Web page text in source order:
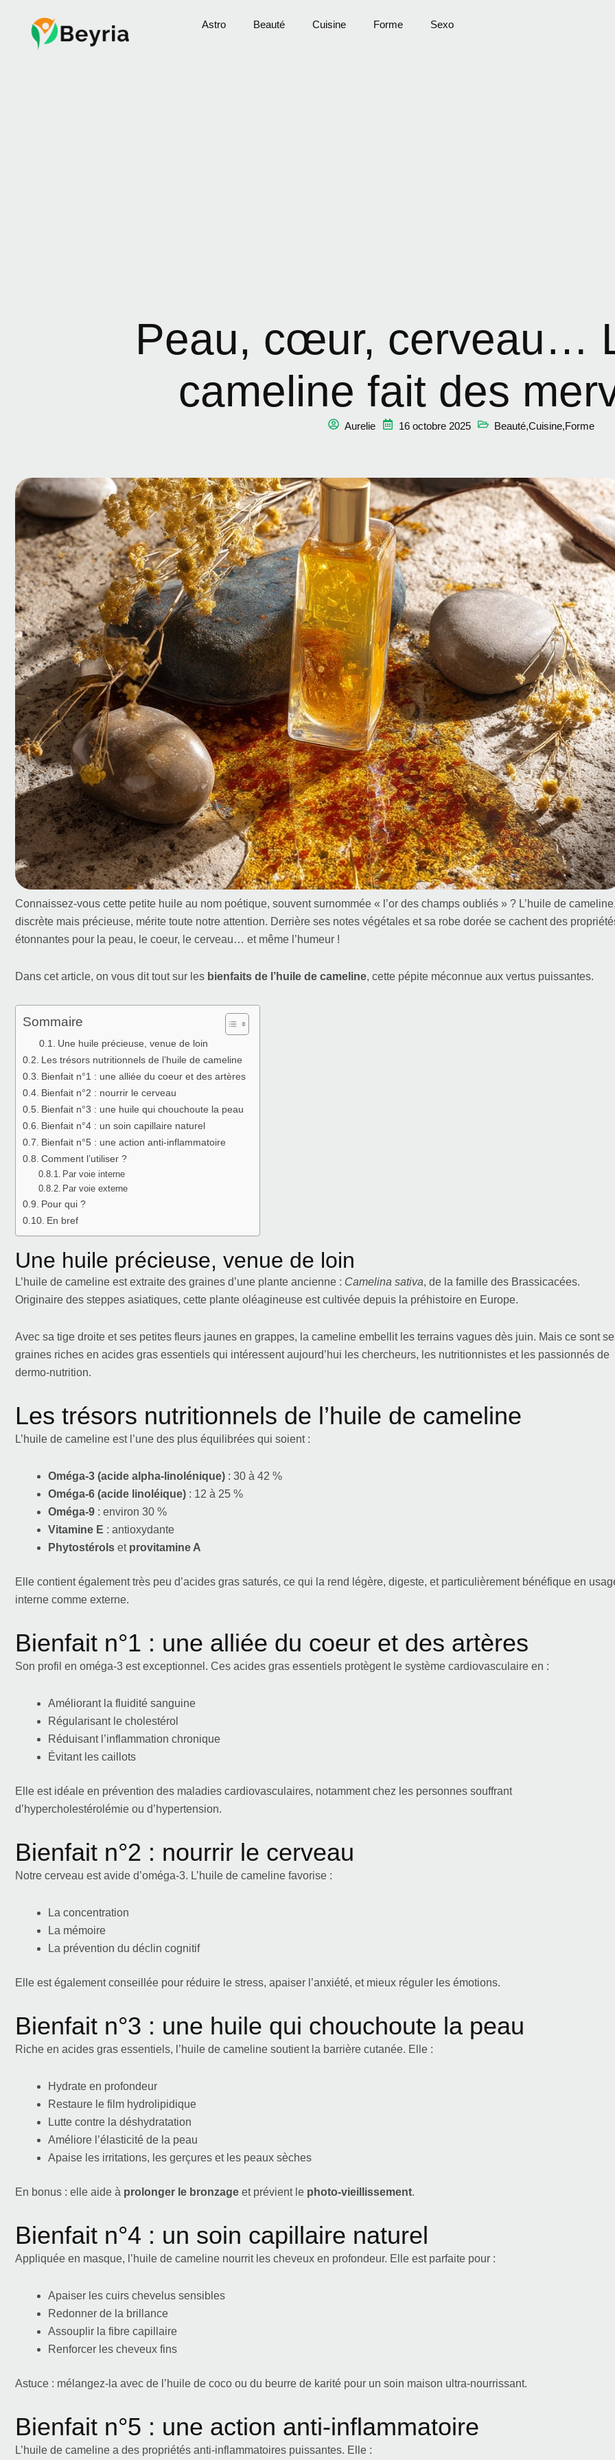
Astro Beauté Cuisine Forme Sexo
Peau, cœur, cerveau…
cameline fait des
Aurelie 16 octobre 2025 Beauté,Cuisine,Forme
Connaissez-vous cette petite huile au nom poétique, souvent surnommée « l’or des champs oubliés » ? L’huile de
discrète mais précieuse, mérite toute notre attention. Derrière ses notes végétales et sa robe dorée se cachent des
étonnantes pour la peau, le coeur, le cerveau… et même l’humeur !
Dans cet article, on vous dit tout sur les bienfaits de l’huile de cameline, cette pépite méconnue aux vertus puissantes.
Sommaire
Une huile précieuse, venue de loin
Les trésors nutritionnels de l’huile de cameline
Bienfait n°1 : une alliée du coeur et des artères
Bienfait n°2 : nourrir le cerveau
Bienfait n°3 : une huile qui chouchoute la peau
Bienfait n°4 : un soin capillaire naturel
Bienfait n°5 : une action anti-inflammatoire
Comment l’utiliser ?
Par voie interne
Par voie externe
Pour qui ?
En bref
Une huile précieuse, venue de loin
L’huile de cameline est extraite des graines d’une plante ancienne : Camelina sativa, de la famille des Brassicacées.
Originaire des steppes asiatiques, cette plante oléagineuse est cultivée depuis la préhistoire en Europe.
Avec sa tige droite et ses petites fleurs jaunes en grappes, la cameline embellit les terrains vagues dès juin. Mais ce sont
graines riches en acides gras essentiels qui intéressent aujourd’hui les chercheurs, les nutritionnistes et les passionnés de
dermo-nutrition.
Les trésors nutritionnels de l’huile de cameline
L’huile de cameline est l’une des plus équilibrées qui soient :
Oméga-3 (acide alpha-linolénique) : 30 à 42 %
Oméga-6 (acide linoléique) : 12 à 25 %
Oméga-9 : environ 30 %
Vitamine E : antioxydante
Phytostérols et provitamine A
Elle contient également très peu d’acides gras saturés, ce qui la rend légère, digeste, et particulièrement bénéfique en
interne comme externe.
Bienfait n°1 : une alliée du coeur et des artères
Son profil en oméga-3 est exceptionnel. Ces acides gras essentiels protègent le système cardiovasculaire en :
Améliorant la fluidité sanguine
Régularisant le cholestérol
Réduisant l’inflammation chronique
Évitant les caillots
Elle est idéale en prévention des maladies cardiovasculaires, notamment chez les personnes souffrant
d’hypercholestérolémie ou d’hypertension.
Bienfait n°2 : nourrir le cerveau
Notre cerveau est avide d’oméga-3. L’huile de cameline favorise :
La concentration
La mémoire
La prévention du déclin cognitif
Elle est également conseillée pour réduire le stress, apaiser l’anxiété, et mieux réguler les émotions.
Bienfait n°3 : une huile qui chouchoute la peau
Riche en acides gras essentiels, l’huile de cameline soutient la barrière cutanée. Elle :
Hydrate en profondeur
Restaure le film hydrolipidique
Lutte contre la déshydratation
Améliore l’élasticité de la peau
Apaise les irritations, les gerçures et les peaux sèches
En bonus : elle aide à prolonger le bronzage et prévient le photo-vieillissement.
Bienfait n°4 : un soin capillaire naturel
Appliquée en masque, l’huile de cameline nourrit les cheveux en profondeur. Elle est parfaite pour :
Apaiser les cuirs chevelus sensibles
Redonner de la brillance
Assouplir la fibre capillaire
Renforcer les cheveux fins
Astuce : mélangez-la avec de l’huile de coco ou du beurre de karité pour un soin maison ultra-nourrissant.
Bienfait n°5 : une action anti-inflammatoire
L’huile de cameline a des propriétés anti-inflammatoires puissantes. Elle :